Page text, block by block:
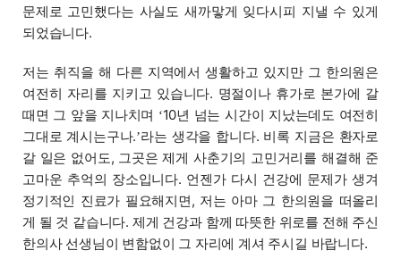
문제로 고민했다는 사실도 새까맣게 잊다시피 지낼 수 있게
되었습니다.
저는 취직을 해 다른 지역에서 생활하고 있지만 그 한의원은
여전히 자리를 지키고 있습니다. 명절이나 휴가로 본가에 갈
때면 그 앞을 지나치며 ‘10년 넘는 시간이 지났는데도 여전히
그대로 계시는구나.’라는 생각을 합니다. 비록 지금은 환자로
갈 일은 없어도, 그곳은 제게 사춘기의 고민거리를 해결해 준
고마운 추억의 장소입니다. 언젠가 다시 건강에 문제가 생겨
정기적인 진료가 필요해지면, 저는 아마 그 한의원을 떠올리
게 될 것 같습니다. 제게 건강과 함께 따뜻한 위로를 전해 주신
한의사 선생님이 변함없이 그 자리에 계셔 주시길 바랍니다.